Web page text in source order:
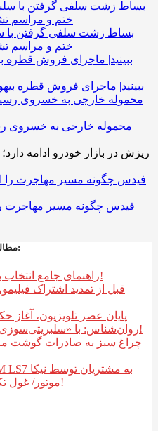
بساط زشت سلفی گرفتن با
ختم و مراسم
ببینید| ماجرای فروش قطره
محموله خارجی به خسروی
فیدس چگونه مسیر مهاجرت را
مطالب اخیر منتشر شده در مجله گیشه سینما:
راهنمای جامع انتخاب بهترین آموزشگاه تیزهوشان!
پایان عصر تلویزیون، آغاز
روان‌شناس: با «سلبریتی‌سوزی» نمادهای اعتراضی نسازید!
چراغ سبز به صادرات گوشت
موتور/ غول تکنولوژی راهی خیابان ها شد!